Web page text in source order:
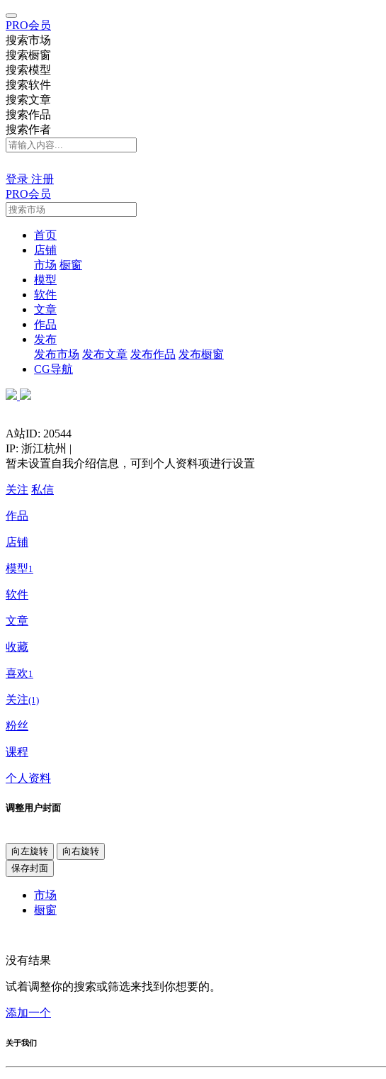
PRO会员
搜索市场
搜索橱窗
搜索模型
搜索软件
搜索文章
搜索作品
搜索作者
登录 注册
PRO会员
首页
店铺
市场 橱窗
模型
软件
文章
作品
发布
发布市场 发布文章 发布作品 发布橱窗
CG导航
A站ID: 20544
IP: 浙江杭州 |
暂未设置自我介绍信息，可到个人资料项进行设置
关注 私信
作品
店铺
模型1
软件
文章
收藏
喜欢1
关注(1)
粉丝
课程
个人资料
调整用户封面
向左旋转
向右旋转
保存封面
市场
橱窗
没有结果
试着调整你的搜索或筛选来找到你想要的。
添加一个
关于我们